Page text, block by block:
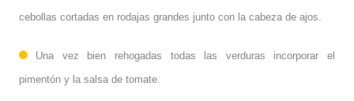
cebollas cortadas en rodajas grandes junto con la cabeza de ajos.
Una vez bien rehogadas todas las verduras incorporar el
pimentón y la salsa de tomate.